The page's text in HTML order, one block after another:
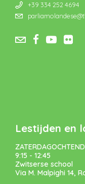
+39 334 252 4694
Lestijden en
ZATERDAGOCHTEND
9:15 - 12:45
Zwitserse school
Via M. Malpighi 14,